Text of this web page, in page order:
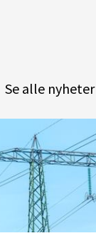
Se alle nyheter